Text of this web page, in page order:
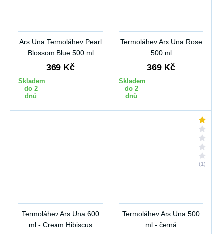
Ars Una Termoláhev Pearl
Blossom Blue 500 ml
369 Kč
Skladem
do 2
dnů
Termoláhev Ars Una Rose
500 ml
369 Kč
Skladem
do 2
dnů
Termoláhev Ars Una 600
ml - Cream Hibiscus
(1)
Termoláhev Ars Una 500
ml - černá